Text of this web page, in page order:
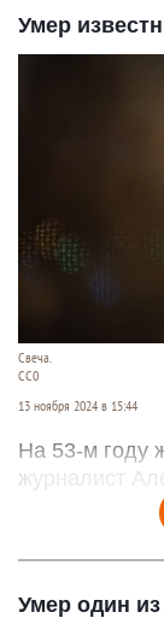
Умер
Свеча.
CC0
13 ноября 2024 в 15:44
На 53-м году
журналист
Умер один